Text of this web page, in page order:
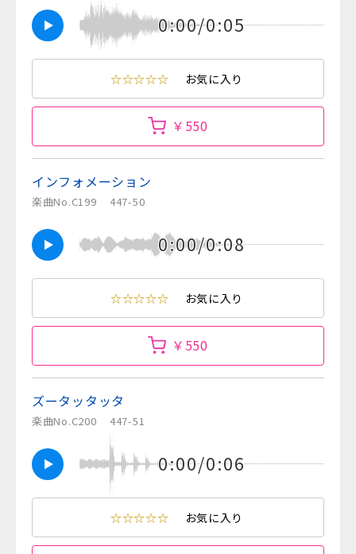
0:00/0:05
☆☆☆☆☆ お気に入り
￥550
インフォメーション
楽曲No.C199 447-50
0:00/0:08
☆☆☆☆☆ お気に入り
￥550
ズータッタッタ
楽曲No.C200 447-51
0:00/0:06
☆☆☆☆☆ お気に入り